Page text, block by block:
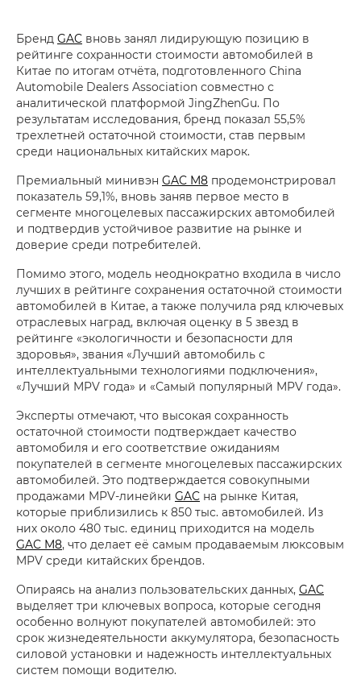
Бренд GAC вновь занял лидирующую позицию в
рейтинге сохранности стоимости автомобилей в
Китае по итогам отчёта, подготовленного China
Automobile Dealers Association совместно с
аналитической платформой JingZhenGu. По
результатам исследования, бренд показал 55,5%
трехлетней остаточной стоимости, став первым
среди национальных китайских марок.
Премиальный минивэн GAC M8 продемонстрировал
показатель 59,1%, вновь заняв первое место в
сегменте многоцелевых пассажирских автомобилей
и подтвердив устойчивое развитие на рынке и
доверие среди потребителей.
Помимо этого, модель неоднократно входила в число
лучших в рейтинге сохранения остаточной стоимости
автомобилей в Китае, а также получила ряд ключевых
отраслевых наград, включая оценку в 5 звезд в
рейтинге «экологичности и безопасности для
здоровья», звания «Лучший автомобиль с
интеллектуальными технологиями подключения»,
«Лучший MPV года» и «Самый популярный MPV года».
Эксперты отмечают, что высокая сохранность
остаточной стоимости подтверждает качество
автомобиля и его соответствие ожиданиям
покупателей в сегменте многоцелевых пассажирских
автомобилей. Это подтверждается совокупными
продажами MPV-линейки GAC на рынке Китая,
которые приблизились к 850 тыс. автомобилей. Из
них около 480 тыс. единиц приходится на модель
GAC M8, что делает её самым продаваемым люксовым
MPV среди китайских брендов.
Опираясь на анализ пользовательских данных, GAC
выделяет три ключевых вопроса, которые сегодня
особенно волнуют покупателей автомобилей: это
срок жизнедеятельности аккумулятора, безопасность
силовой установки и надежность интеллектуальных
систем помощи водителю.